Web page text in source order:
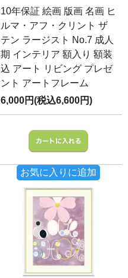
10年保証 絵画 版画 名画 ヒ
ルマ・アフ・クリント ザ
テン ラージスト No.7 成人
期 インテリア 額入り 額装
込 アート リビング プレゼ
ント アートフレーム
6,000円(税込6,600円)
お気に入りに追加